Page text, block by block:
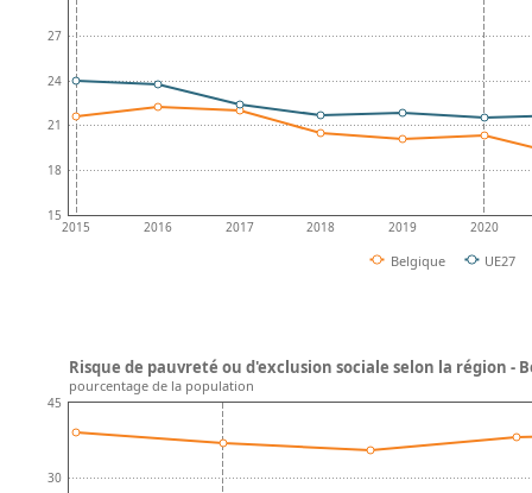
2015 2016 2017 2018 2019 2020
15
18
21
24
27
Belgique UE27
30
45
Risque de pauvreté ou d'exclusion sociale selon la région -
pourcentage de la population